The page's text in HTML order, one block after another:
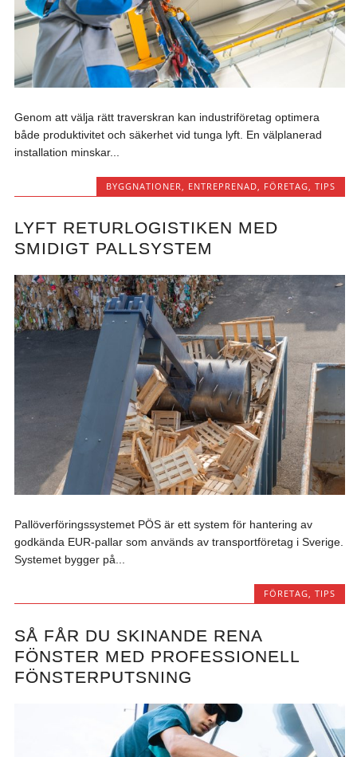
Genom att välja rätt traverskran kan industriföretag optimera
både produktivitet och säkerhet vid tunga lyft. En välplanerad
installation minskar...
BYGGNATIONER ENTREPRENAD FÖRETAG TIPS
LYFT RETURLOGISTIKEN MED
SMIDIGT PALLSYSTEM
Pallöverföringssystemet PÖS är ett system för hantering av
godkända EUR-pallar som används av transportföretag i Sverige.
Systemet bygger på...
FÖRETAG, TIPS
SÅ FÅR DU SKINANDE RENA
FÖNSTER MED PROFESSIONELL
FÖNSTERPUTSNING